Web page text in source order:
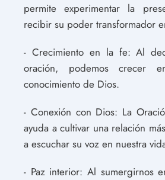
permite experimentar la
recibir su poder transformador
- Crecimiento en la fe: Al
oración, podemos crecer
conocimiento de Dios.
- Conexión con Dios: La
ayuda a cultivar una relación
a escuchar su voz en nuestra
- Paz interior: Al sumergirnos